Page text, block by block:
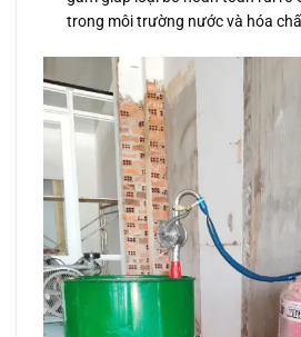
trong môi trường nước và hóa